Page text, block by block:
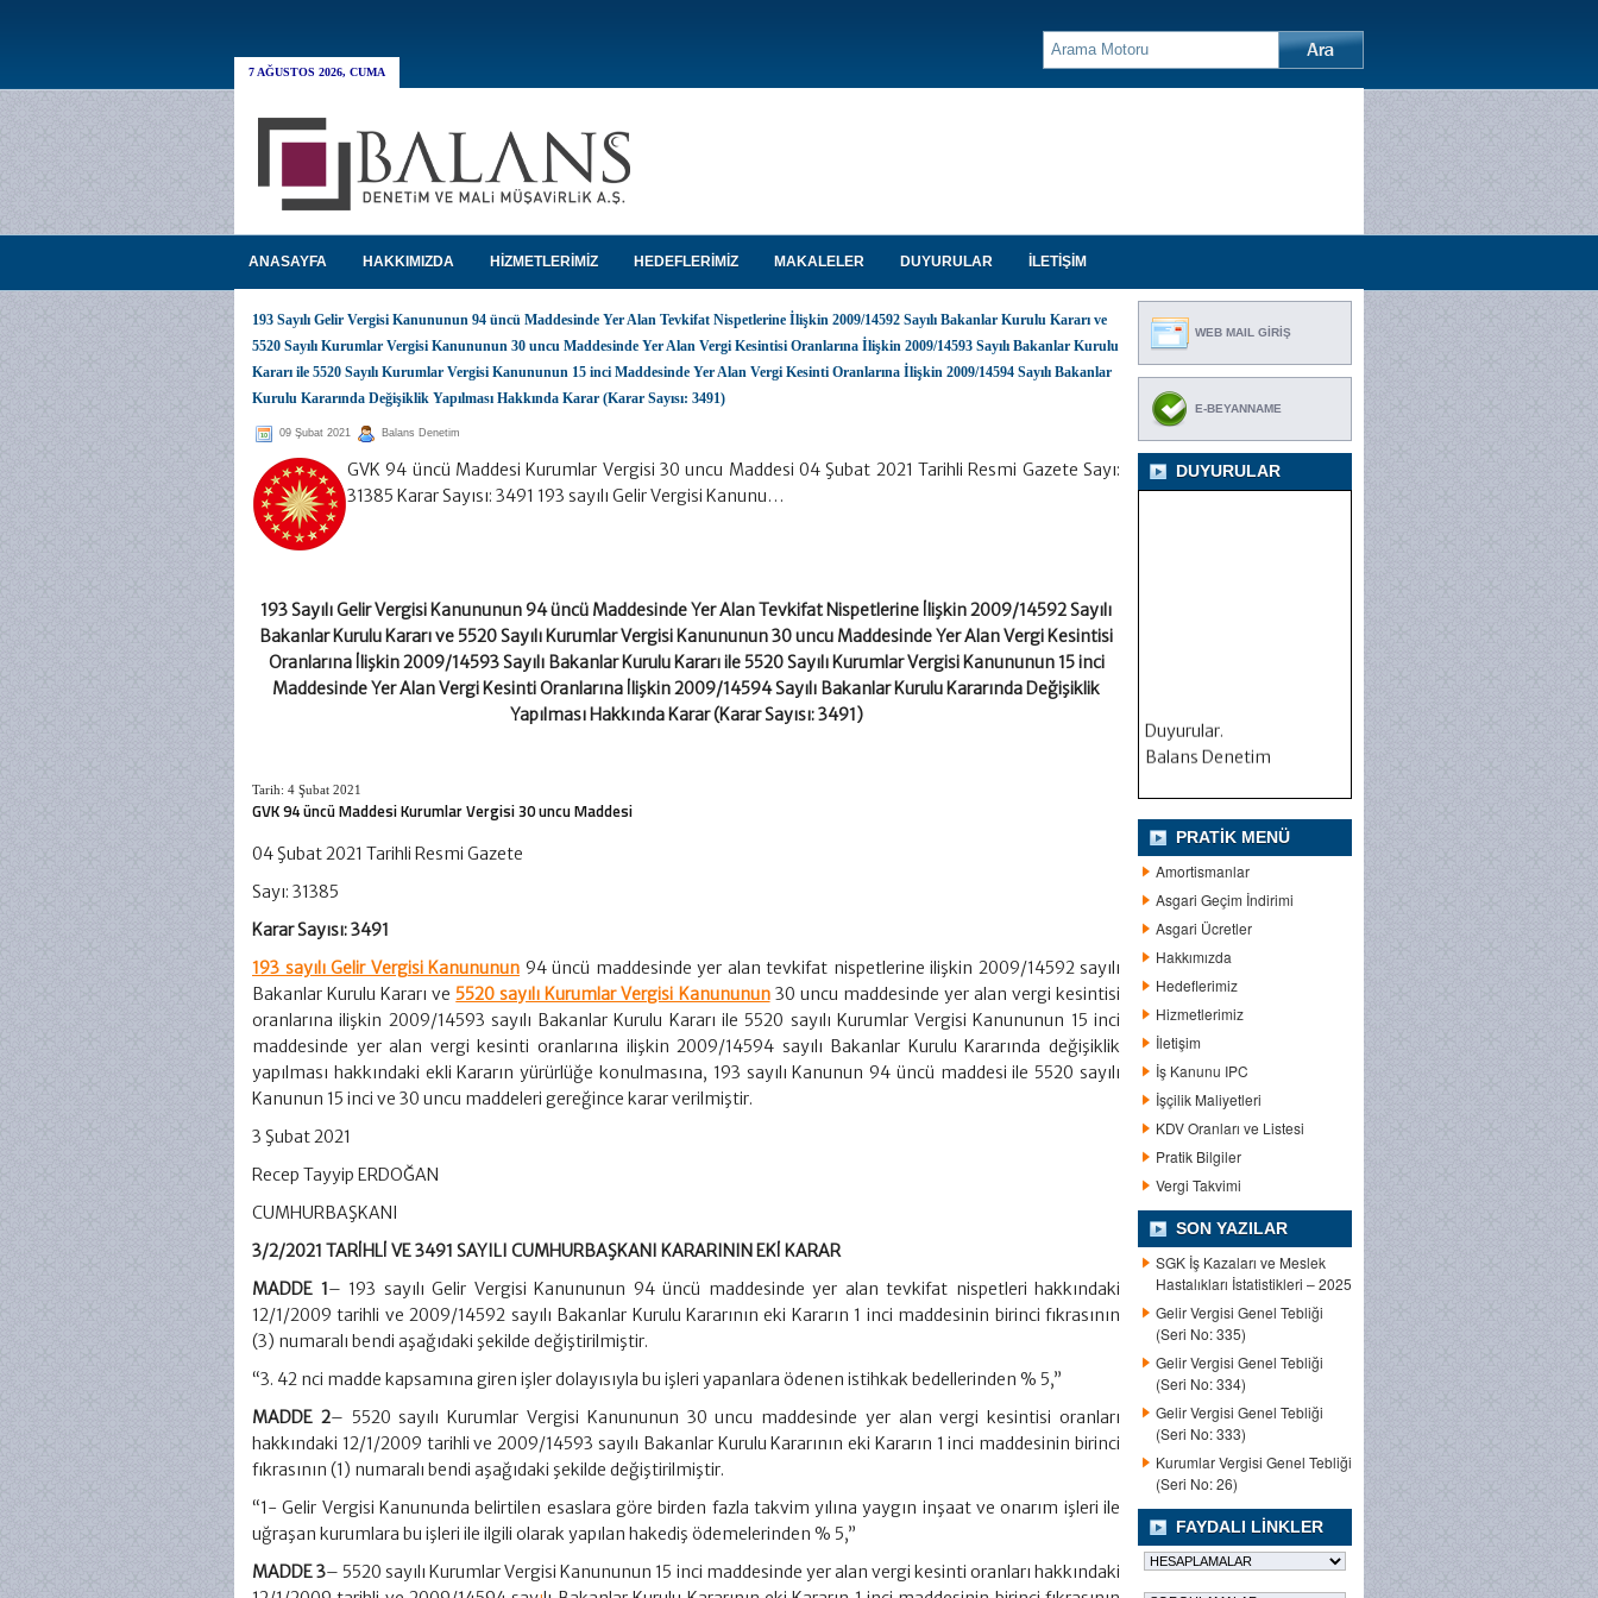
7 AĞUSTOS 2026, CUMA
ANASAYFA HAKKIMIZDA HİZMETLERİMİZ HEDEFLERİMİZ MAKALELER DUYURULAR İLETİŞİM
193 Sayılı Gelir Vergisi Kanununun 94 üncü Maddesinde Yer Alan Tevkifat Nispetlerine İlişkin 2009/14592 Sayılı Bakanlar Kurulu Kararı ve
5520 Sayılı Kurumlar Vergisi Kanununun 30 uncu Maddesinde Yer Alan Vergi Kesintisi Oranlarına İlişkin 2009/14593 Sayılı Bakanlar Kurulu
Kararı ile 5520 Sayılı Kurumlar Vergisi Kanununun 15 inci Maddesinde Yer Alan Vergi Kesinti Oranlarına İlişkin 2009/14594 Sayılı Bakanlar
Kurulu Kararında Değişiklik Yapılması Hakkında Karar (Karar Sayısı: 3491)
09 Şubat 2021 Balans Denetim
GVK 94 üncü Maddesi Kurumlar Vergisi 30 uncu Maddesi 04 Şubat 2021 Tarihli Resmi Gazete Sayı:
31385 Karar Sayısı: 3491 193 sayılı Gelir Vergisi Kanunu…
193 Sayılı Gelir Vergisi Kanununun 94 üncü Maddesinde Yer Alan Tevkifat Nispetlerine İlişkin 2009/14592 Sayılı
Bakanlar Kurulu Kararı ve 5520 Sayılı Kurumlar Vergisi Kanununun 30 uncu Maddesinde Yer Alan Vergi Kesintisi
Oranlarına İlişkin 2009/14593 Sayılı Bakanlar Kurulu Kararı ile 5520 Sayılı Kurumlar Vergisi Kanununun 15 inci
Maddesinde Yer Alan Vergi Kesinti Oranlarına İlişkin 2009/14594 Sayılı Bakanlar Kurulu Kararında Değişiklik
Yapılması Hakkında Karar (Karar Sayısı: 3491)
Tarih: 4 Şubat 2021
GVK 94 üncü Maddesi Kurumlar Vergisi 30 uncu Maddesi
04 Şubat 2021 Tarihli Resmi Gazete
Sayı: 31385
Karar Sayısı: 3491
193 sayılı Gelir Vergisi Kanununun 94 üncü maddesinde yer alan tevkifat nispetlerine ilişkin 2009/14592 sayılı
Bakanlar Kurulu Kararı ve 5520 sayılı Kurumlar Vergisi Kanununun30 uncu maddesinde yer alan vergi kesintisi
oranlarına ilişkin 2009/14593 sayılı Bakanlar Kurulu Kararı ile 5520 sayılı Kurumlar Vergisi Kanununun 15 inci
maddesinde yer alan vergi kesinti oranlarına ilişkin 2009/14594 sayılı Bakanlar Kurulu Kararında değişiklik
yapılması hakkındaki ekli Kararın yürürlüğe konulmasına, 193 sayılı Kanunun 94 üncü maddesi ile 5520 sayılı
Kanunun 15 inci ve 30 uncu maddeleri gereğince karar verilmiştir.
3 Şubat 2021
Recep Tayyip ERDOĞAN
CUMHURBAŞKANI
3/2/2021 TARİHLİ VE 3491 SAYILI CUMHURBAŞKANI KARARININ EKİ KARAR
MADDE 1– 193 sayılı Gelir Vergisi Kanununun 94 üncü maddesinde yer alan tevkifat nispetleri hakkındaki
12/1/2009 tarihli ve 2009/14592 sayılı Bakanlar Kurulu Kararının eki Kararın 1 inci maddesinin birinci fıkrasının
(3) numaralı bendi aşağıdaki şekilde değiştirilmiştir.
“3. 42 nci madde kapsamına giren işler dolayısıyla bu işleri yapanlara ödenen istihkak bedellerinden % 5,”
MADDE 2– 5520 sayılı Kurumlar Vergisi Kanununun 30 uncu maddesinde yer alan vergi kesintisi oranları
hakkındaki 12/1/2009 tarihli ve 2009/14593 sayılı Bakanlar Kurulu Kararının eki Kararın 1 inci maddesinin birinci
fıkrasının (1) numaralı bendi aşağıdaki şekilde değiştirilmiştir.
“1- Gelir Vergisi Kanununda belirtilen esaslara göre birden fazla takvim yılına yaygın inşaat ve onarım işleri ile
uğraşan kurumlara bu işleri ile ilgili olarak yapılan hakediş ödemelerinden % 5,”
MADDE 3– 5520 sayılı Kurumlar Vergisi Kanununun 15 inci maddesinde yer alan vergi kesinti oranları hakkındaki
WEB MAIL GİRİŞ
E-BEYANNAME
DUYURULAR
Duyurular.
Balans Denetim
PRATIK MENÜ
Amortismanlar
Asgari Geçim İndirimi
Asgari Ücretler
Hakkımızda
Hedeflerimiz
Hizmetlerimiz
İletişim
İş Kanunu IPC
İşçilik Maliyetleri
KDV Oranları ve Listesi
Pratik Bilgiler
Vergi Takvimi
SON YAZILAR
SGK İş Kazaları ve Meslek
Hastalıkları İstatistikleri – 2025
Gelir Vergisi Genel Tebliği
(Seri No: 335)
Gelir Vergisi Genel Tebliği
(Seri No: 334)
Gelir Vergisi Genel Tebliği
(Seri No: 333)
Kurumlar Vergisi Genel Tebliği
(Seri No: 26)
FAYDALI LINKLER